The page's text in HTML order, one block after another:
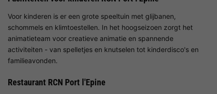
Voor kinderen is er een grote speeltuin met glijbanen,
schommels en klimtoestellen. In het hoogseizoen zorgt het
animatieteam voor creatieve animatie en spannende
activiteiten - van spelletjes en knutselen tot kinderdisco's en
familieavonden.
Restaurant RCN Port l'Epine